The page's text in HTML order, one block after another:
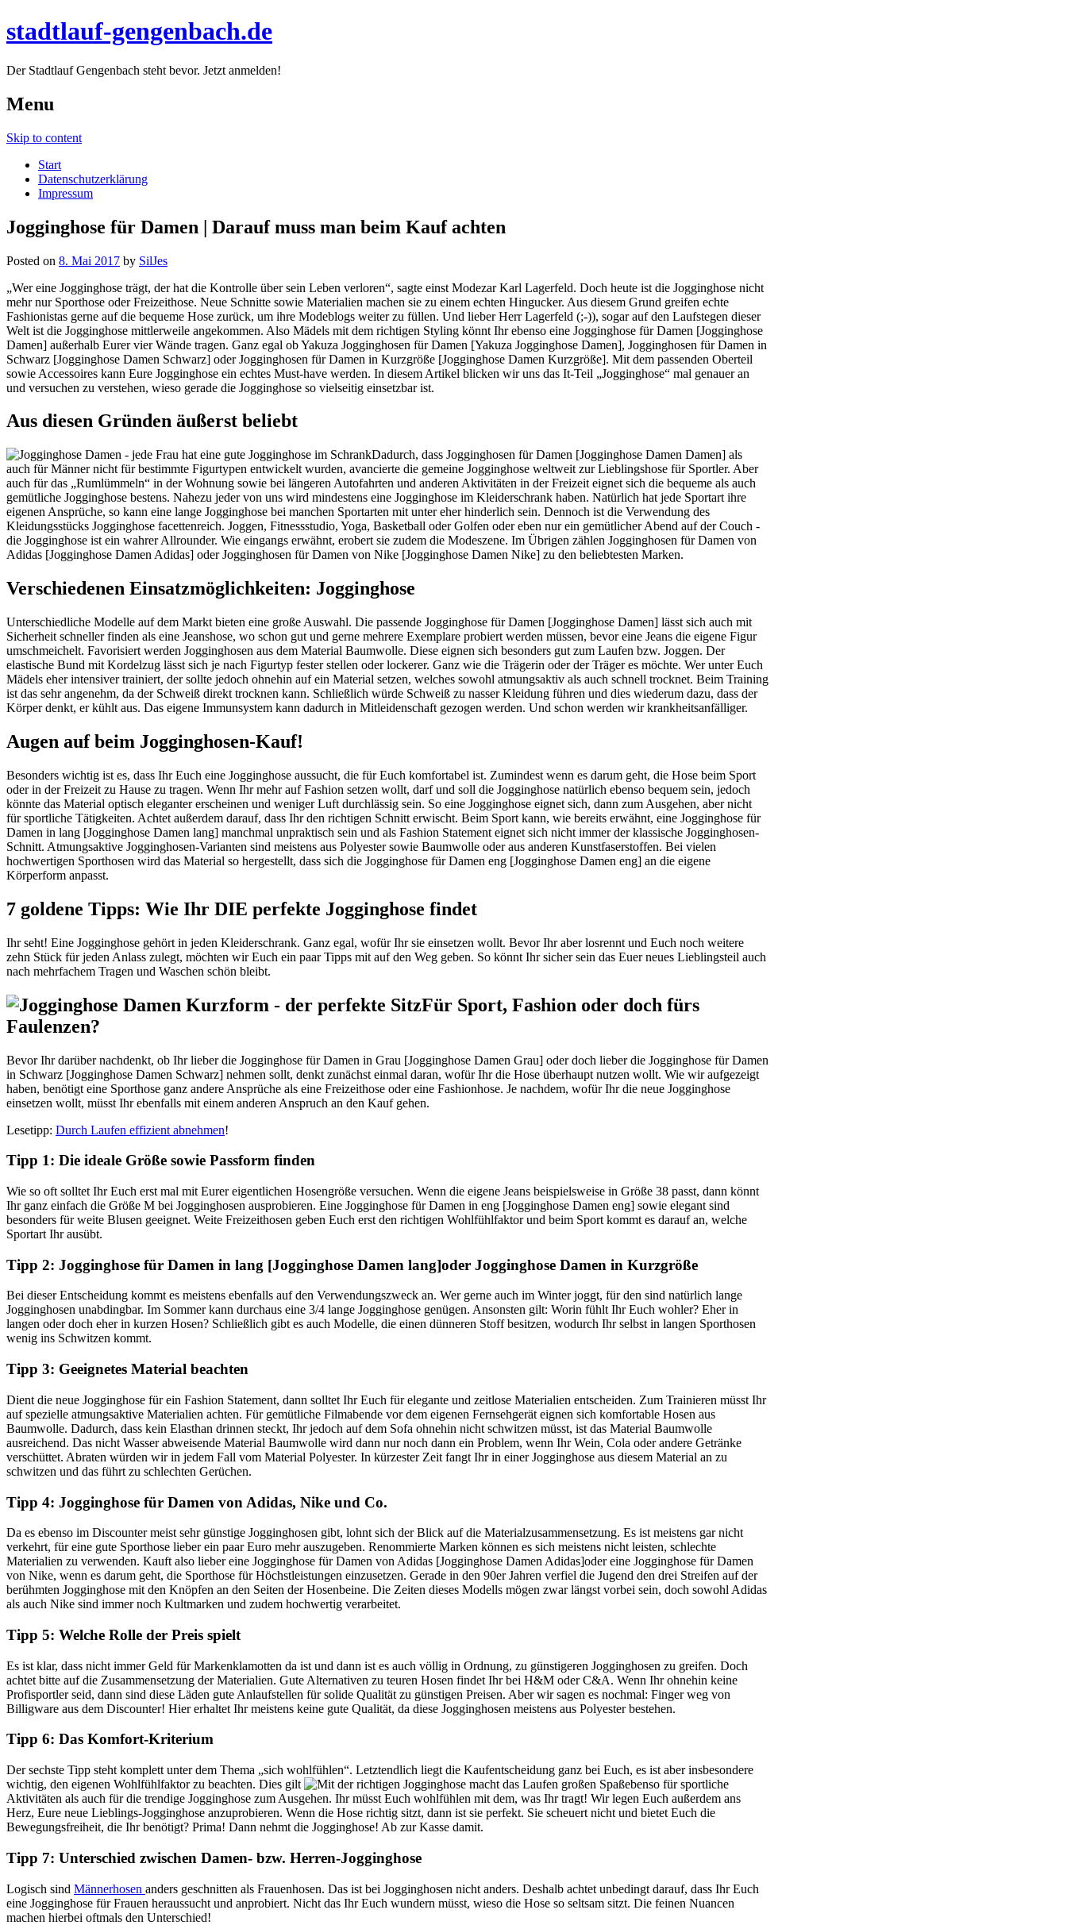
stadtlauf-gengenbach.de
Der Stadtlauf Gengenbach steht bevor. Jetzt anmelden!
Menu
Skip to content
Start
Datenschutzerklärung
Impressum
Jogginghose für Damen | Darauf muss man beim Kauf achten
Posted on 8. Mai 2017 by SilJes
„Wer eine Jogginghose trägt, der hat die Kontrolle über sein Leben verloren“, sagte einst Modezar Karl Lagerfeld. Doch heute ist die Jogginghose nicht
mehr nur Sporthose oder Freizeithose. Neue Schnitte sowie Materialien machen sie zu einem echten Hingucker. Aus diesem Grund greifen echte
Fashionistas gerne auf die bequeme Hose zurück, um ihre Modeblogs weiter zu füllen. Und lieber Herr Lagerfeld (;-)), sogar auf den Laufstegen dieser
Welt ist die Jogginghose mittlerweile angekommen. Also Mädels mit dem richtigen Styling könnt Ihr ebenso eine Jogginghose für Damen [Jogginghose
Damen] außerhalb Eurer vier Wände tragen. Ganz egal ob Yakuza Jogginghosen für Damen [Yakuza Jogginghose Damen], Jogginghosen für Damen in
Schwarz [Jogginghose Damen Schwarz] oder Jogginghosen für Damen in Kurzgröße [Jogginghose Damen Kurzgröße]. Mit dem passenden Oberteil
sowie Accessoires kann Eure Jogginghose ein echtes Must-have werden. In diesem Artikel blicken wir uns das It-Teil „Jogginghose“ mal genauer an
und versuchen zu verstehen, wieso gerade die Jogginghose so vielseitig einsetzbar ist.
Aus diesen Gründen äußerst beliebt
Dadurch, dass Jogginghosen für Damen [Jogginghose Damen Damen] als
auch für Männer nicht für bestimmte Figurtypen entwickelt wurden, avancierte die gemeine Jogginghose weltweit zur Lieblingshose für Sportler. Aber
auch für das „Rumlümmeln“ in der Wohnung sowie bei längeren Autofahrten und anderen Aktivitäten in der Freizeit eignet sich die bequeme als auch
gemütliche Jogginghose bestens. Nahezu jeder von uns wird mindestens eine Jogginghose im Kleiderschrank haben. Natürlich hat jede Sportart ihre
eigenen Ansprüche, so kann eine lange Jogginghose bei manchen Sportarten mit unter eher hinderlich sein. Dennoch ist die Verwendung des
Kleidungsstücks Jogginghose facettenreich. Joggen, Fitnessstudio, Yoga, Basketball oder Golfen oder eben nur ein gemütlicher Abend auf der Couch ­
die Jogginghose ist ein wahrer Allrounder. Wie eingangs erwähnt, erobert sie zudem die Modeszene. Im Übrigen zählen Jogginghosen für Damen von
Adidas [Jogginghose Damen Adidas] oder Jogginghosen für Damen von Nike [Jogginghose Damen Nike] zu den beliebtesten Marken.
Verschiedenen Einsatzmöglichkeiten: Jogginghose
Unterschiedliche Modelle auf dem Markt bieten eine große Auswahl. Die passende Jogginghose für Damen [Jogginghose Damen] lässt sich auch mit
Sicherheit schneller finden als eine Jeanshose, wo schon gut und gerne mehrere Exemplare probiert werden müssen, bevor eine Jeans die eigene Figur
umschmeichelt. Favorisiert werden Jogginghosen aus dem Material Baumwolle. Diese eignen sich besonders gut zum Laufen bzw. Joggen. Der
elastische Bund mit Kordelzug lässt sich je nach Figurtyp fester stellen oder lockerer. Ganz wie die Trägerin oder der Träger es möchte. Wer unter Euch
Mädels eher intensiver trainiert, der sollte jedoch ohnehin auf ein Material setzen, welches sowohl atmungsaktiv als auch schnell trocknet. Beim Training
ist das sehr angenehm, da der Schweiß direkt trocknen kann. Schließlich würde Schweiß zu nasser Kleidung führen und dies wiederum dazu, dass der
Körper denkt, er kühlt aus. Das eigene Immunsystem kann dadurch in Mitleidenschaft gezogen werden. Und schon werden wir krankheitsanfälliger.
Augen auf beim Jogginghosen-Kauf!
Besonders wichtig ist es, dass Ihr Euch eine Jogginghose aussucht, die für Euch komfortabel ist. Zumindest wenn es darum geht, die Hose beim Sport
oder in der Freizeit zu Hause zu tragen. Wenn Ihr mehr auf Fashion setzen wollt, darf und soll die Jogginghose natürlich ebenso bequem sein, jedoch
könnte das Material optisch eleganter erscheinen und weniger Luft durchlässig sein. So eine Jogginghose eignet sich, dann zum Ausgehen, aber nicht
für sportliche Tätigkeiten. Achtet außerdem darauf, dass Ihr den richtigen Schnitt erwischt. Beim Sport kann, wie bereits erwähnt, eine Jogginghose für
Damen in lang [Jogginghose Damen lang] manchmal unpraktisch sein und als Fashion Statement eignet sich nicht immer der klassische Jogginghosen-
Schnitt. Atmungsaktive Jogginghosen-Varianten sind meistens aus Polyester sowie Baumwolle oder aus anderen Kunstfaserstoffen. Bei vielen
hochwertigen Sporthosen wird das Material so hergestellt, dass sich die Jogginghose für Damen eng [Jogginghose Damen eng] an die eigene
Körperform anpasst.
7 goldene Tipps: Wie Ihr DIE perfekte Jogginghose findet
Ihr seht! Eine Jogginghose gehört in jeden Kleiderschrank. Ganz egal, wofür Ihr sie einsetzen wollt. Bevor Ihr aber losrennt und Euch noch weitere
zehn Stück für jeden Anlass zulegt, möchten wir Euch ein paar Tipps mit auf den Weg geben. So könnt Ihr sicher sein das Euer neues Lieblingsteil auch
nach mehrfachem Tragen und Waschen schön bleibt.
Für Sport, Fashion oder doch fürs
Faulenzen?
Bevor Ihr darüber nachdenkt, ob Ihr lieber die Jogginghose für Damen in Grau [Jogginghose Damen Grau] oder doch lieber die Jogginghose für Damen
in Schwarz [Jogginghose Damen Schwarz] nehmen sollt, denkt zunächst einmal daran, wofür Ihr die Hose überhaupt nutzen wollt. Wie wir aufgezeigt
haben, benötigt eine Sporthose ganz andere Ansprüche als eine Freizeithose oder eine Fashionhose. Je nachdem, wofür Ihr die neue Jogginghose
einsetzen wollt, müsst Ihr ebenfalls mit einem anderen Anspruch an den Kauf gehen.
Lesetipp: Durch Laufen effizient abnehmen!
Tipp 1: Die ideale Größe sowie Passform finden
Wie so oft solltet Ihr Euch erst mal mit Eurer eigentlichen Hosengröße versuchen. Wenn die eigene Jeans beispielsweise in Größe 38 passt, dann könnt
Ihr ganz einfach die Größe M bei Jogginghosen ausprobieren. Eine Jogginghose für Damen in eng [Jogginghose Damen eng] sowie elegant sind
besonders für weite Blusen geeignet. Weite Freizeithosen geben Euch erst den richtigen Wohlfühlfaktor und beim Sport kommt es darauf an, welche
Sportart Ihr ausübt.
Tipp 2: Jogginghose für Damen in lang [Jogginghose Damen lang]oder Jogginghose Damen in Kurzgröße
Bei dieser Entscheidung kommt es meistens ebenfalls auf den Verwendungszweck an. Wer gerne auch im Winter joggt, für den sind natürlich lange
Jogginghosen unabdingbar. Im Sommer kann durchaus eine 3/4 lange Jogginghose genügen. Ansonsten gilt: Worin fühlt Ihr Euch wohler? Eher in
langen oder doch eher in kurzen Hosen? Schließlich gibt es auch Modelle, die einen dünneren Stoff besitzen, wodurch Ihr selbst in langen Sporthosen
wenig ins Schwitzen kommt.
Tipp 3: Geeignetes Material beachten
Dient die neue Jogginghose für ein Fashion Statement, dann solltet Ihr Euch für elegante und zeitlose Materialien entscheiden. Zum Trainieren müsst Ihr
auf spezielle atmungsaktive Materialien achten. Für gemütliche Filmabende vor dem eigenen Fernsehgerät eignen sich komfortable Hosen aus
Baumwolle. Dadurch, dass kein Elasthan drinnen steckt, Ihr jedoch auf dem Sofa ohnehin nicht schwitzen müsst, ist das Material Baumwolle
ausreichend. Das nicht Wasser abweisende Material Baumwolle wird dann nur noch dann ein Problem, wenn Ihr Wein, Cola oder andere Getränke
verschüttet. Abraten würden wir in jedem Fall vom Material Polyester. In kürzester Zeit fangt Ihr in einer Jogginghose aus diesem Material an zu
schwitzen und das führt zu schlechten Gerüchen.
Tipp 4: Jogginghose für Damen von Adidas, Nike und Co.
Da es ebenso im Discounter meist sehr günstige Jogginghosen gibt, lohnt sich der Blick auf die Materialzusammensetzung. Es ist meistens gar nicht
verkehrt, für eine gute Sporthose lieber ein paar Euro mehr auszugeben. Renommierte Marken können es sich meistens nicht leisten, schlechte
Materialien zu verwenden. Kauft also lieber eine Jogginghose für Damen von Adidas [Jogginghose Damen Adidas]oder eine Jogginghose für Damen
von Nike, wenn es darum geht, die Sporthose für Höchstleistungen einzusetzen. Gerade in den 90er Jahren verfiel die Jugend den drei Streifen auf der
berühmten Jogginghose mit den Knöpfen an den Seiten der Hosenbeine. Die Zeiten dieses Modells mögen zwar längst vorbei sein, doch sowohl Adidas
als auch Nike sind immer noch Kultmarken und zudem hochwertig verarbeitet.
Tipp 5: Welche Rolle der Preis spielt
Es ist klar, dass nicht immer Geld für Markenklamotten da ist und dann ist es auch völlig in Ordnung, zu günstigeren Jogginghosen zu greifen. Doch
achtet bitte auf die Zusammensetzung der Materialien. Gute Alternativen zu teuren Hosen findet Ihr bei H&M oder C&A. Wenn Ihr ohnehin keine
Profisportler seid, dann sind diese Läden gute Anlaufstellen für solide Qualität zu günstigen Preisen. Aber wir sagen es nochmal: Finger weg von
Billigware aus dem Discounter! Hier erhaltet Ihr meistens keine gute Qualität, da diese Jogginghosen meistens aus Polyester bestehen.
Tipp 6: Das Komfort-Kriterium
Der sechste Tipp steht komplett unter dem Thema „sich wohlfühlen“. Letztendlich liegt die Kaufentscheidung ganz bei Euch, es ist aber insbesondere
wichtig, den eigenen Wohlfühlfaktor zu beachten. Dies gilt
ebenso für sportliche
Aktivitäten als auch für die trendige Jogginghose zum Ausgehen. Ihr müsst Euch wohlfühlen mit dem, was Ihr tragt! Wir legen Euch außerdem ans
Herz, Eure neue Lieblings-Jogginghose anzuprobieren. Wenn die Hose richtig sitzt, dann ist sie perfekt. Sie scheuert nicht und bietet Euch die
Bewegungsfreiheit, die Ihr benötigt? Prima! Dann nehmt die Jogginghose! Ab zur Kasse damit.
Tipp 7: Unterschied zwischen Damen- bzw. Herren-Jogginghose
Logisch sind Männerhosen anders geschnitten als Frauenhosen. Das ist bei Jogginghosen nicht anders. Deshalb achtet unbedingt darauf, dass Ihr Euch
eine Jogginghose für Frauen heraussucht und anprobiert. Nicht das Ihr Euch wundern müsst, wieso die Hose so seltsam sitzt. Die feinen Nuancen
machen hierbei oftmals den Unterschied!